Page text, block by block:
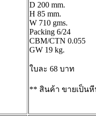
D 200 mm.
H 85 mm.
W 710 gms.
Packing 6/24
CBM/CTN 0.055
GW 19 kg.
ใบละ 68 บาท
** สินค้า ขายเป็น